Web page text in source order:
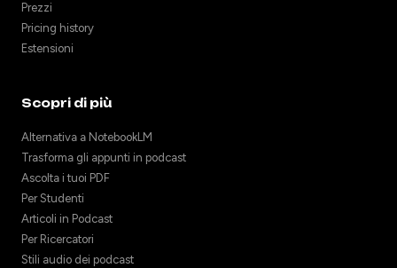
Prezzi
Pricing history
Estensioni
Scopri di più
Alternativa a NotebookLM
Trasforma gli appunti in podcast
Ascolta i tuoi PDF
Per Studenti
Articoli in Podcast
Per Ricercatori
Stili audio dei podcast